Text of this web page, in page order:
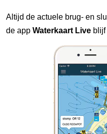
Altijd de actuele brug- en
de app Waterkaart Live